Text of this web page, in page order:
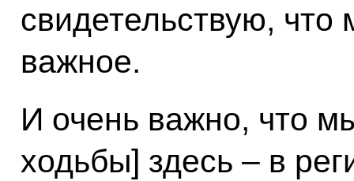
свидетельствую,
важное.
И очень важно, что
ходьбы] здесь – в